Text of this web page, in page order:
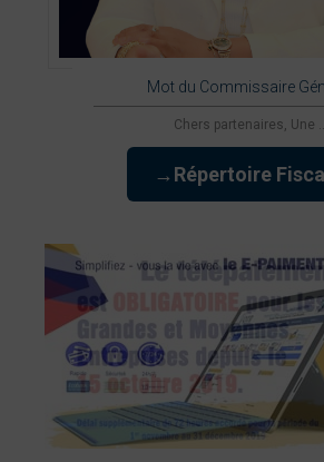
Mot du Commissaire
Chers partenaires, Une ...
→Répertoire